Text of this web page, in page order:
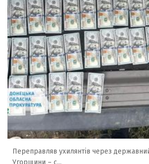
Переправляв ухилянтів через
Угорщини – с...